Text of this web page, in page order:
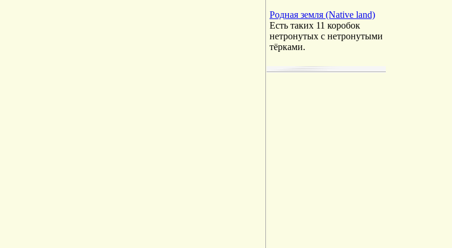
Родная земля (Native land)
Есть таких 11 коробок
нетронутых с нетронутыми
тёрками.